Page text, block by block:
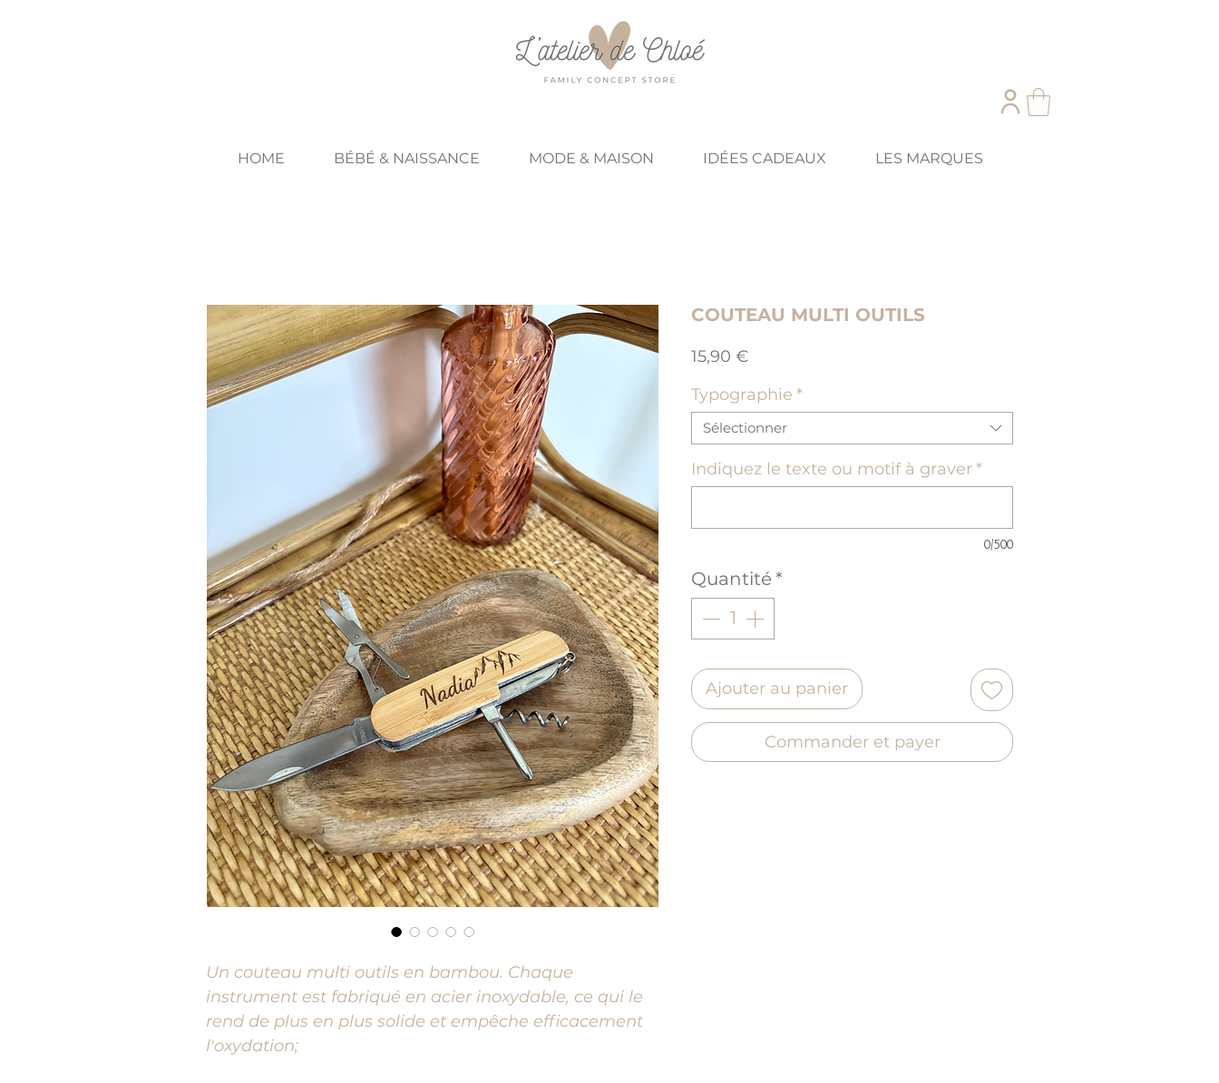
HOME BÉBÉ & NAISSANCE MODE & MAISON IDÉES CADEAUX LES MARQUES
Un couteau multi outils en bambou. Chaque
instrument est fabriqué en acier inoxydable, ce qui le
rend de plus en plus solide et empêche efficacement
l'oxydation;
COUTEAU MULTI OUTILS
15,90 €Prix
Typographie *
Sélectionner
Indiquez le texte ou motif à graver*
0/500
Quantité *
Ajouter au panier
Commander et payer